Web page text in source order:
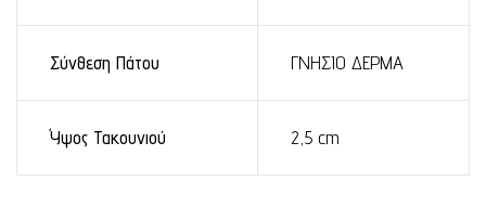
Σύνθεση Πάτου ΓΝΗΣΙΟ ΔΕΡΜΑ
Ύψος Τακουνιού 2,5 cm